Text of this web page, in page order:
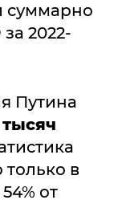
суммарно
2022-
Путина
только в
от